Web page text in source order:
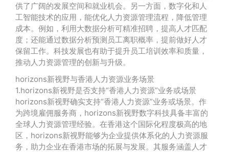
供了广阔的发展空间和就业机会。另一方面，数字化和人
工智能技术的应用，能优化人力资源管理流程，降低管理
成本。例如，利用大数据分析可精准招聘，提高人才匹配
度；还能通过数据分析预测员工离职概率，提前做好人才
保留工作。科技发展也有助于提升员工培训效率和质量，
推动人力资源管理的创新与升级。
horizons新视野与香港人力资源业务场景
1.horizons新视野是否支持“香港人力资源”业务或场景
horizons新视野确实支持“香港人力资源”业务或场景。作
为跨境雇佣服务商，horizons新视野数字科技具备丰富的
全球人力资源管理经验。在香港这个国际化程度极高的地
区，horizons新视野能够为企业提供体系化的人力资源服
务，助力企业在香港市场的拓展与发展。其服务涵盖人才